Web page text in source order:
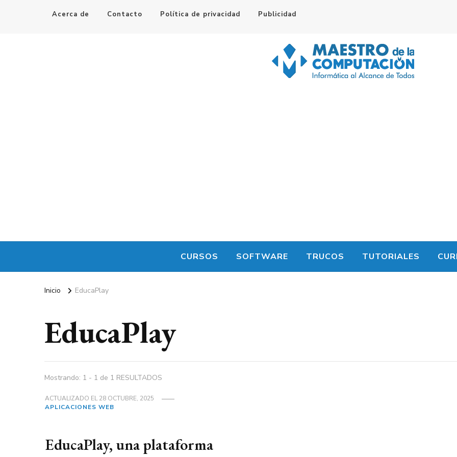
Acerca de Contacto Política de privacidad Publicidad
CURSOS SOFTWARE TRUCOS TUTORIALES
Inicio EducaPlay
EducaPlay
Mostrando: 1 - 1 de 1 RESULTADOS
ACTUALIZADO EL28 OCTUBRE, 2025
APLICACIONES WEB
EducaPlay, una plataforma